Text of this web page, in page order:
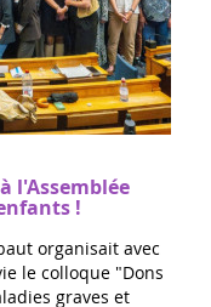
l'Assemblée
!
organisait avec
le colloque "Dons
graves et